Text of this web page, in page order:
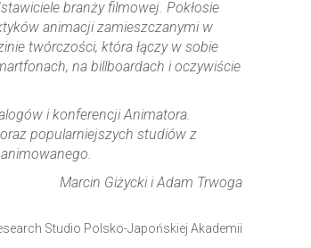
branży filmowej. Pokłosie
animacji zamieszczanymi w
twórczości, która łączy w sobie
na billboardach i oczywiście
i konferencji Animatora.
popularniejszych studiów z
Marcin Giżycki i Adam Trwoga
Studio Polsko-Japońskiej Akademii